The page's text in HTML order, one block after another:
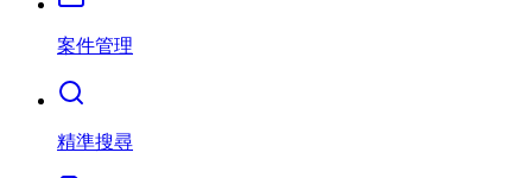
案件管理
精準搜尋